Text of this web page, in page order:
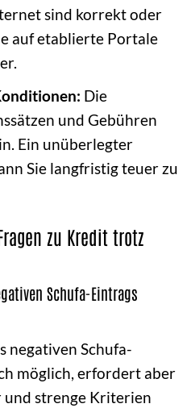
sind korrekt oder
auf etablierte Portale
Die
und Gebühren
Ein unüberlegter
Sie langfristig teuer zu
zu Kredit trotz
Schufa-Eintrags
negativen Schufa-
möglich, erfordert aber
und strenge Kriterien